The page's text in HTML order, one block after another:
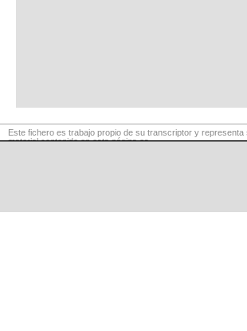
Este fichero es trabajo propio de su transcriptor y
material contenido en esta página es